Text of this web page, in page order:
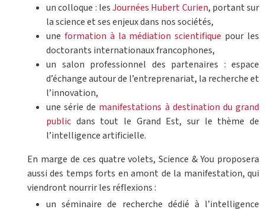
un colloque : lesJournées Hubert Curien, portant sur
la science et ses enjeux dans nos sociétés,
une formation à la médiation scientifique pour les
doctorants internationaux francophones,
un salon professionnel des partenaires : espace
d’échange autour de l’entreprenariat, la recherche et
l’innovation,
une série de manifestations à destination du grand
public dans tout le Grand Est, sur le thème de
l’intelligence artificielle.
En marge de ces quatre volets, Science & You proposera
aussi des temps forts en amont de la manifestation, qui
viendront nourrir les réflexions :
un séminaire de recherche dédié à l’intelligence